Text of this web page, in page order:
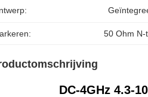
50 Ohm N-
DC-4GHz 4.3-